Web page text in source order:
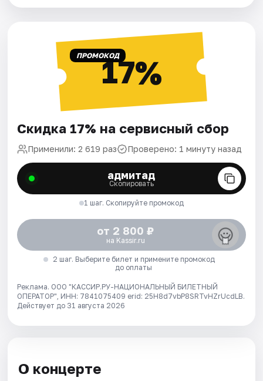
ПРОМОКОД17%
Скидка 17% на сервисный сбор
Применили: 2 619 раз Проверено: 1 минуту назад
адмитад
Скопировать
1 шаг. Скопируйте промокод
от 2 800 ₽
на Kassir.ru
2 шаг. Выберите билет и примените промокод
до оплаты
Реклама. ООО "КАССИР.РУ-НАЦИОНАЛЬНЫЙ БИЛЕТНЫЙ
ОПЕРАТОР", ИНН: 7841075409 erid: 25H8d7vbP8SRTvHZrUcdLB.
Действует до 31 августа 2026
О концерте